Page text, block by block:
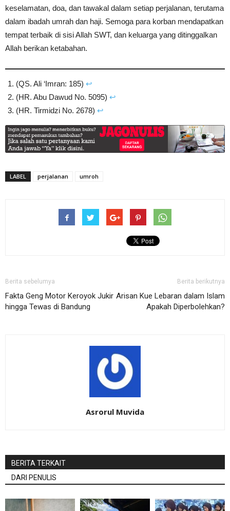
keselamatan, doa, dan tawakal dalam setiap perjalanan, terutama
dalam ibadah umrah dan haji. Semoga para korban mendapatkan
tempat terbaik di sisi Allah SWT, dan keluarga yang ditinggalkan
Allah berikan ketabahan.
(QS. Ali ‘Imran: 185) ↩︎
(HR. Abu Dawud No. 5095) ↩︎
(HR. Tirmidzi No. 2678) ↩︎
LABEL perjalanan umroh
Berita sebelumya
Fakta Geng Motor Keroyok Jukir
hingga Tewas di Bandung
Berita berikutnya
Arisan Kue Lebaran dalam Islam
Apakah Diperbolehkan?
Asrorul Muvida
BERITA TERKAIT
DARI PENULIS